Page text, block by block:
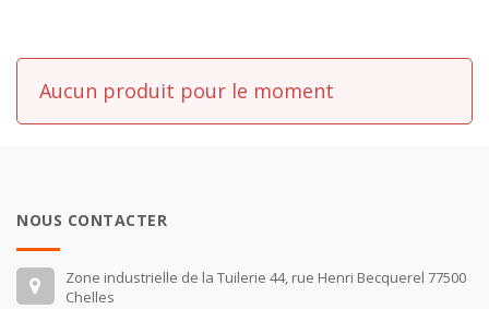
Aucun produit pour le moment
NOUS CONTACTER
Zone industrielle de la Tuilerie 44, rue Henri Becquerel 77500
Chelles